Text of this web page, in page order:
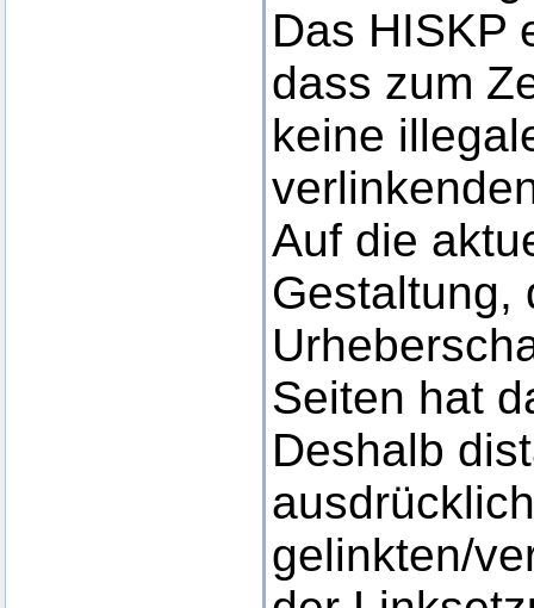
Das HISKP
dass zum
keine
Auf die
Gestaltung,
Seiten hat
Deshalb
gelinkten/